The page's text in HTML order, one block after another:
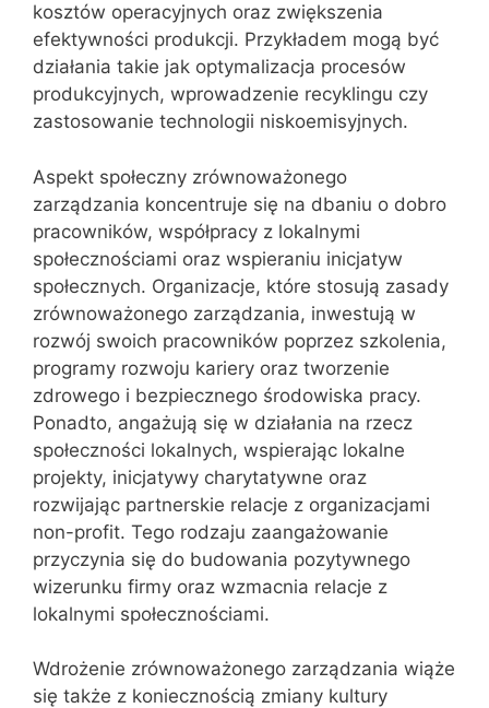
kosztów operacyjnych oraz zwiększenia
efektywności produkcji. Przykładem mogą być
działania takie jak optymalizacja procesów
produkcyjnych, wprowadzenie recyklingu czy
zastosowanie technologii niskoemisyjnych.
Aspekt społeczny zrównoważonego
zarządzania koncentruje się na dbaniu o dobro
pracowników, współpracy z lokalnymi
społecznościami oraz wspieraniu inicjatyw
społecznych. Organizacje, które stosują zasady
zrównoważonego zarządzania, inwestują w
rozwój swoich pracowników poprzez szkolenia,
programy rozwoju kariery oraz tworzenie
zdrowego i bezpiecznego środowiska pracy.
Ponadto, angażują się w działania na rzecz
społeczności lokalnych, wspierając lokalne
projekty, inicjatywy charytatywne oraz
rozwijając partnerskie relacje z organizacjami
non-profit. Tego rodzaju zaangażowanie
przyczynia się do budowania pozytywnego
wizerunku firmy oraz wzmacnia relacje z
lokalnymi społecznościami.
Wdrożenie zrównoważonego zarządzania wiąże
się także z koniecznością zmiany kultury